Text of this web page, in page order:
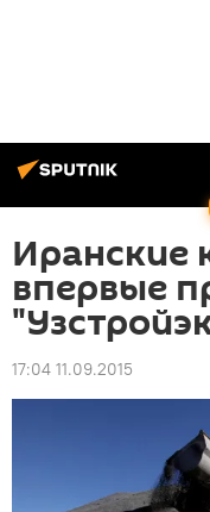
Иранские
впервые
17:04 11.09.2015